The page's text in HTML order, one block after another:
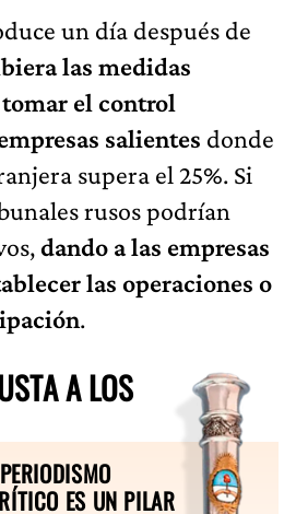
un día después de
las medidas
el control
salientes donde
supera el 25%. Si
rusos podrían
dando a las empresas
las operaciones o
.
A LOS
ES UN PILAR